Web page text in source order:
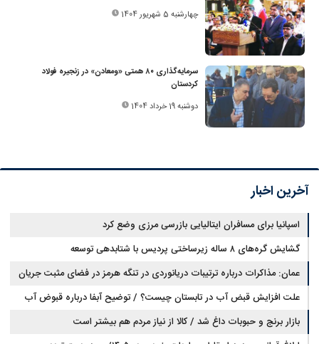
چهارشنبه 5 شهریور 1404
سرمایه‌گذاری ۸۰ همتی «ومعادن» در زنجیره فولاد
کردستان
دوشنبه 19 خرداد 1404
آخرین اخبار
اسپانیا برای مسافران ایتالیایی بازرسی مرزی وضع کرد
گشایش گره‌های ۸ ساله زیرساختی پردیس با شتابدهی توسعه
عمان: مذاکرات درباره ترتیبات دریانوردی در تنگه هرمز در فضای مثبت جریان
دارد
علت افزایش قبض آب در تابستان چیست؟ / توضیح آبفا درباره قبوض آب
بازار برنج و حبوبات داغ شد / کالا از نیاز مردم هم بیشتر است